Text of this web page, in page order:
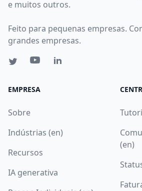
e muitos outros.
Feito para pequenas empresas.
grandes empresas.
EMPRESA
Sobre
Indústrias (en)
Recursos
IA generativa
(en)